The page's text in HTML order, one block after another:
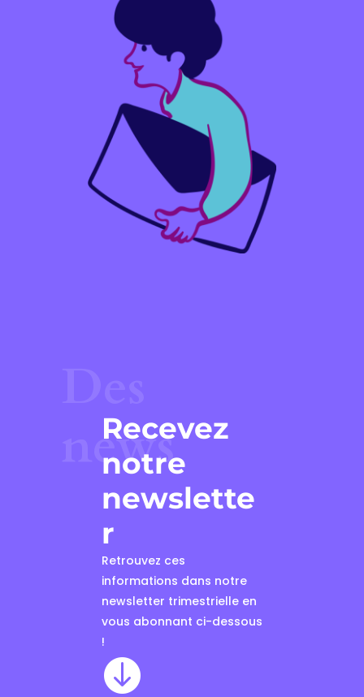
news
Recevez
notre
newslette
r
Retrouvez ces
informations dans notre
newsletter trimestrielle en
vous abonnant ci-dessous
!
